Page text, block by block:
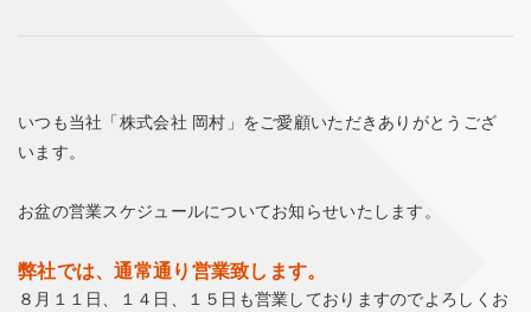
いつも当社「株式会社 岡村」をご愛顧いただきありがとうござ
います。
お盆の営業スケジュールについてお知らせいたします。
弊社では、通常通り営業致します。
８月１１日、１４日、１５日も営業しておりますのでよろしくお